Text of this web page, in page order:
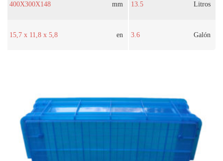
400X300X148 mm
15,7 x 11,8 x 5,8 en
13.5 Litros
3.6 Galón